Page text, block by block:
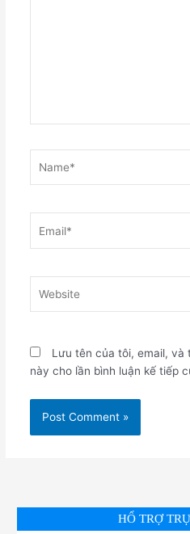
Lưu tên của tôi, email,
này cho lần bình luận kế tiếp
HỔ TRỢ